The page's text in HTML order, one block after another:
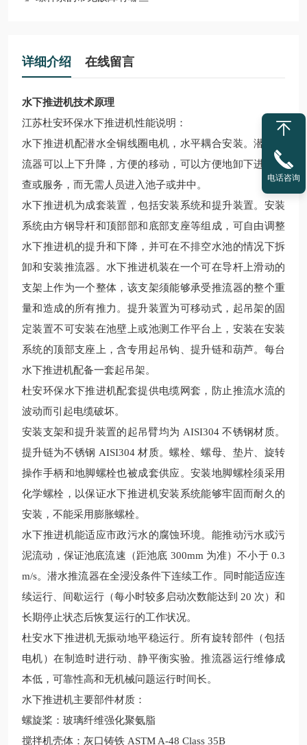
详细介绍 在线留言
水下推进机技术原理
江苏杜安环保水下推进机性能说明：
水下推进机配潜水全铜线圈电机，水平耦合安装。潜水推
流器可以上下升降，方便的移动，可以方便地卸下进行检
查或服务，而无需人员进入池子或井中。
水下推进机为成套装置，包括安装系统和提升装置。安装
系统由方钢导杆和顶部部和底部支座等组成，可自由调整
水下推进机的提升和下降，并可在不排空水池的情况下拆
卸和安装推流器。 水下推进机装在一个可在导杆上滑动的
支架上作为一个整体，该支架须能够承受推流器的整个重
量和造成的所有推力。提升装置为可移动式，起吊架的固
定装置不可安装在池壁上或池测工作平台上，安装在安装
系统的顶部支座上，含专用起吊钩、提升链和葫芦。每台
水下推进机配备一套起吊架。
杜安环保水下推进机配套提供电缆网套，防止推流水流的
波动而引起电缆破坏。
安装支架和提升装置的起吊臂均为 AISI304 不锈钢材质。
提升链为不锈钢 AISI304 材质。螺栓、螺母、垫片、旋转
操作手柄和地脚螺栓也被成套供应。安装地脚螺栓须采用
化学螺栓，以保证水下推进机安装系统能够牢固而耐久的
安装，不能采用膨胀螺栓。
水下推进机能适应市政污水的腐蚀环境。能推动污水或污
泥流动，保证池底流速（距池底 300mm 为准）不小于 0.3
m/s。潜水推流器在全浸没条件下连续工作。同时能适应连
续运行、间歇运行（每小时较多启动次数能达到 20 次）和
长期停止状态后恢复运行的工作状况。
杜安水下推进机无振动地平稳运行。所有旋转部件（包括
电机）在制造时进行动、静平衡实验。推流器运行维修成
本低，可靠性高和无机械问题运行时间长。
水下推进机主要部件材质：
螺旋桨：玻璃纤维强化聚氨脂
搅拌机壳体：灰口铸铁 ASTM A-48 Class 35B
电话咨询